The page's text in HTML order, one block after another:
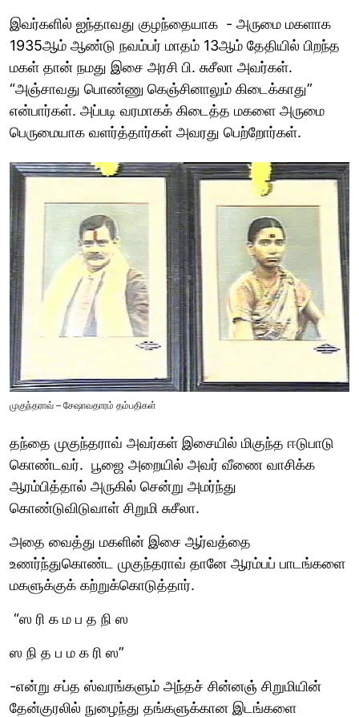
இவர்களில் ஐந்தாவது குழந்தையாக - அருமை மகளாக
1935ஆம் ஆண்டு நவம்பர் மாதம் 13ஆம் தேதியில் பிறந்த
மகள் தான் நமது இசை அரசி பி. சுசீலா அவர்கள்.
“அஞ்சாவது பொண்ணு கெஞ்சினாலும் கிடைக்காது”
என்பார்கள். அப்படி வரமாகக் கிடைத்த மகளை அருமை
பெருமையாக வளர்த்தார்கள் அவரது பெற்றோர்கள்.
முகுந்தராவ் – சேஷாவதாரம் தம்பதிகள்
தந்தை முகுந்தராவ் அவர்கள் இசையில் மிகுந்த ஈடுபாடு
கொண்டவர். பூஜை அறையில் அவர் வீணை வாசிக்க
ஆரம்பித்தால் அருகில் சென்று அமர்ந்து
கொண்டுவிடுவாள் சிறுமி சுசீலா.
அதை வைத்து மகளின் இசை ஆர்வத்தை
உணர்ந்துகொண்ட முகுந்தராவ் தானே ஆரம்பப் பாடங்களை
மகளுக்குக் கற்றுக்கொடுத்தார்.
“ஸ ரி க ம ப த நி ஸ
ஸ நி த ப ம க ரி ஸ”
-என்று சப்த ஸ்வரங்களும் அந்தச் சின்னஞ் சிறுமியின்
தேன்குரலில் நுழைந்து தங்களுக்கான இடங்களை